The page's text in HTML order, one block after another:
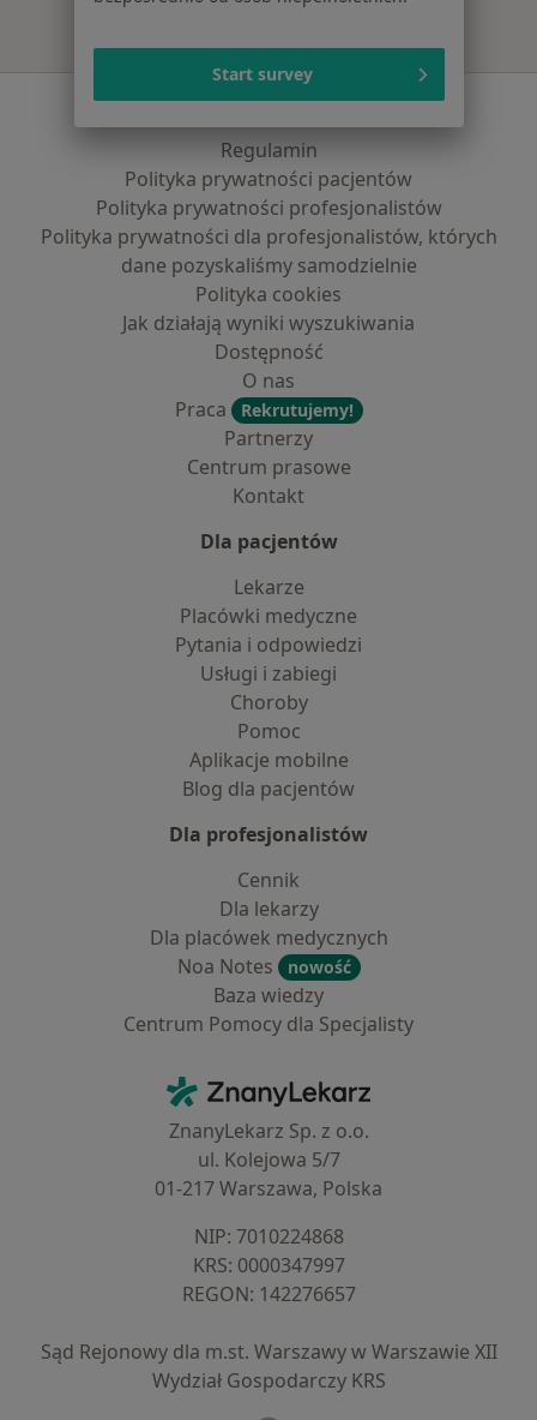
Serwis
Regulamin
Polityka prywatności pacjentów
Polityka prywatności profesjonalistów
Polityka prywatności dla profesjonalistów, których
dane pozyskaliśmy samodzielnie
Polityka cookies
Jak działają wyniki wyszukiwania
Dostępność
O nas
Praca
Rekrutujemy!
Partnerzy
Centrum prasowe
Kontakt
Dla pacjentów
Lekarze
Placówki medyczne
Pytania i odpowiedzi
Usługi i zabiegi
Choroby
Pomoc
Aplikacje mobilne
Blog dla pacjentów
Dla profesjonalistów
Cennik
Dla lekarzy
Dla placówek medycznych
Noa Notes
nowość
Baza wiedzy
Centrum Pomocy dla Specjalisty
ZnanyLekarz - Strona główna
ZnanyLekarz Sp. z o.o.
ul. Kolejowa 5/7
01-217 Warszawa, Polska
NIP: ⁠7010224868
KRS: ⁠0000347997
REGON: ⁠142276657
Sąd Rejonowy dla m.st. Warszawy w Warszawie XII
Wydział Gospodarczy KRS
Start survey